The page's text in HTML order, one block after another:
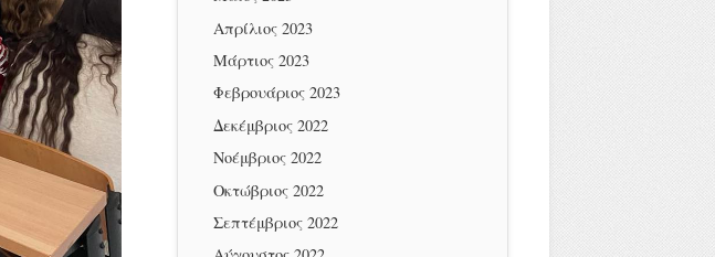
Απρίλιος 2023
Μάρτιος 2023
Φεβρουάριος 2023
Δεκέμβριος 2022
Νοέμβριος 2022
Οκτώβριος 2022
Σεπτέμβριος 2022